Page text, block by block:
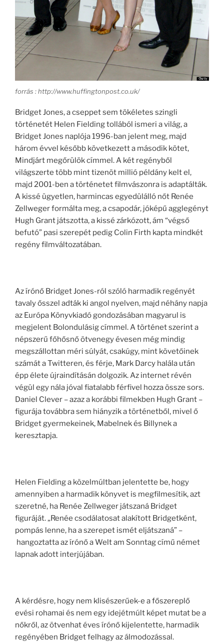
forrás : http://www.huffingtonpost.co.uk/
Bridget Jones, a cseppet sem tökéletes szingli
történetét Helen Fielding tollából ismeri a világ, a
Bridget Jones naplója 1996-ban jelent meg, majd
három évvel később következett a második kötet,
Mindjárt megőrülök címmel. A két regényből
világszerte több mint tizenöt millió példány kelt el,
majd 2001-ben a történetet filmvászonra is adaptálták.
A kissé ügyetlen, harmincas egyedülálló nőt Renée
Zellweger formálta meg, a csapodár, jóképű agglegényt
Hugh Grant játszotta, a kissé zárkózott, ám “végső
befutó” pasi szerepét pedig Colin Firth kapta mindkét
regény filmváltozatában.
Az írónő Bridget Jones-ról szóló harmadik regényét
tavaly ősszel adták ki angol nyelven, majd néhány napja
az Európa Könyvkiadó gondozásában magyarul is
megjelent Bolondulásig címmel. A történet szerint a
népszerű főhősnő ötvenegy évesen még mindig
megszállottan méri súlyát, csakúgy, mint követőinek
számát a Twitteren, és férje, Mark Darcy halála után
épp élete újraindításán dolgozik. Az internet révén
végül egy nála jóval fiatalabb férfivel hozza össze sors.
Daniel Clever – azaz a korábbi filmekben Hugh Grant –
figurája továbbra sem hiányzik a történetből, mivel ő
Bridget gyermekeinek, Mabelnek és Billynek a
keresztapja.
Helen Fielding a közelmúltban jelentette be, hogy
amennyiben a harmadik könyvet is megfilmesítik, azt
szeretné, ha Renée Zellweger játszaná Bridget
figuráját. „Renée csodálatosat alakított Bridgetként,
pompás lenne, ha a szerepet ismét eljátszaná” –
hangoztatta az írónő a Welt am Sonntag című német
lapnak adott interjújában.
A kérdésre, hogy nem klisészerűek-e a főszereplő
evési rohamai és nem egy idejétmúlt képet mutat be a
nőkről, az ötvenhat éves írónő kijelentette, harmadik
regényében Bridget felhagy az álmodozással.